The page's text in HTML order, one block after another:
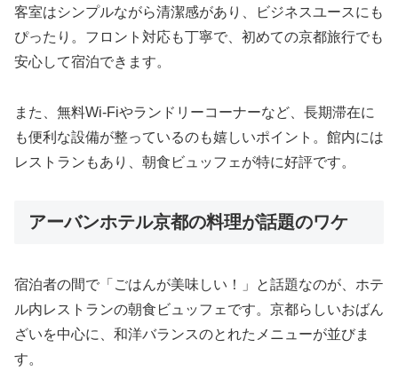
客室はシンプルながら清潔感があり、ビジネスユースにも
ぴったり。フロント対応も丁寧で、初めての京都旅行でも
安心して宿泊できます。
また、無料Wi-Fiやランドリーコーナーなど、長期滞在に
も便利な設備が整っているのも嬉しいポイント。館内には
レストランもあり、朝食ビュッフェが特に好評です。
アーバンホテル京都の料理が話題のワケ
宿泊者の間で「ごはんが美味しい！」と話題なのが、ホテ
ル内レストランの朝食ビュッフェです。京都らしいおばん
ざいを中心に、和洋バランスのとれたメニューが並びま
す。